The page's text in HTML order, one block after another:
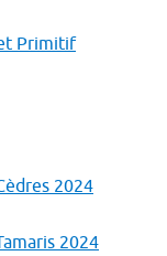
Primitif
2024
2024